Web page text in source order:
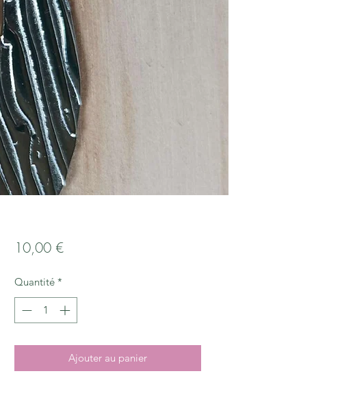
10,00 €Prix
Quantité *
Ajouter au panier